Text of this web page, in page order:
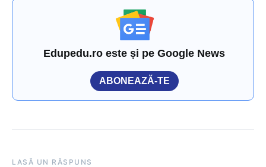
Edupedu.ro este și pe Google News
ABONEAZĂ-TE
LASĂ UN RĂSPUNS